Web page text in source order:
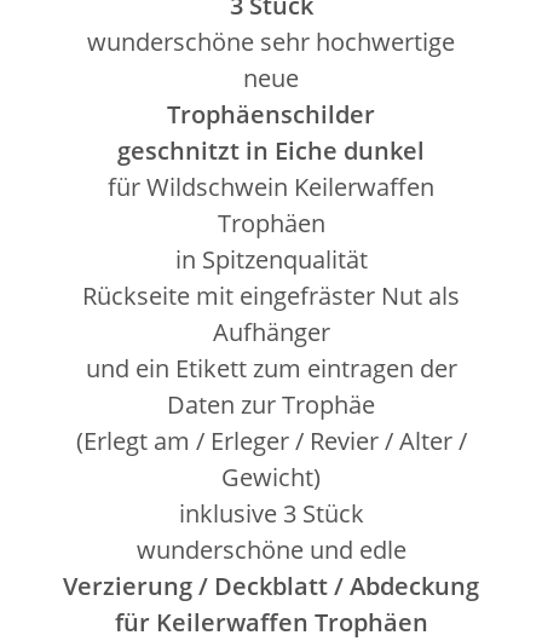
wunderschöne sehr hochwertige
neue
Trophäenschilder
geschnitzt in Eiche dunkel
für Wildschwein Keilerwaffen
Trophäen
in Spitzenqualität
Rückseite mit eingefräster Nut als
Aufhänger
und ein Etikett zum eintragen der
Daten zur Trophäe
(Erlegt am / Erleger / Revier / Alter /
Gewicht)
inklusive 3 Stück
wunderschöne und edle
Verzierung / Deckblatt / Abdeckung
für Keilerwaffen Trophäen